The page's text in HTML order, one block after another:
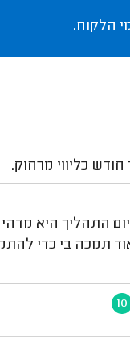
הלקוח.
כליווי מרחוק.
התהליך היא
תמכה בי כדי
10